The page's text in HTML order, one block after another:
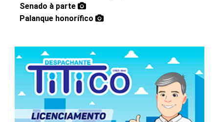
Senado à parte
Palanque honorífico